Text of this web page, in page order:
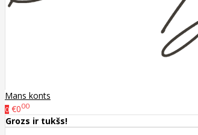
Mans konts
0 €000
Grozs ir tukšs!